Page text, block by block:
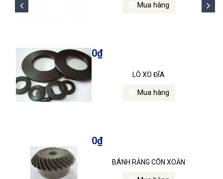
Mua hàng
0₫
LÒ XO ĐĨA
Mua hàng
0₫
BÁNH RĂNG CÔN XOẮN